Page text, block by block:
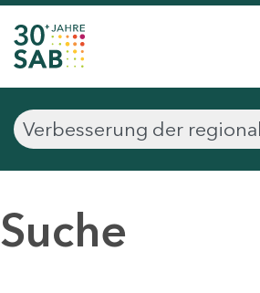
Suche